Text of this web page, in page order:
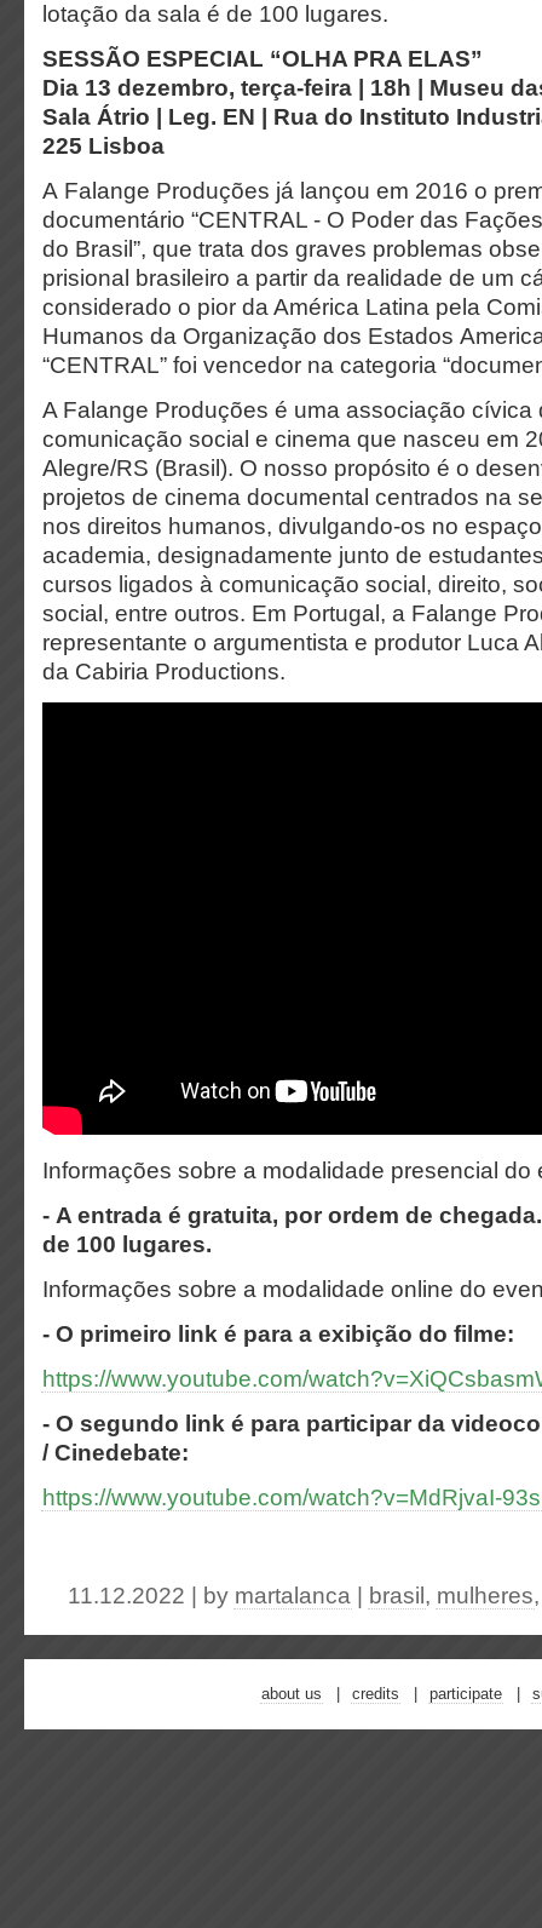
lotação da sala é de 100 lugares.
SESSÃO ESPECIAL “OLHA PRA ELAS”
Dia 13 dezembro, terça-feira | 18h | Museu
Sala Átrio | Leg. EN | Rua do Instituto
225 Lisboa
A Falange Produções já lançou em 2016 o
documentário “CENTRAL - O Poder das
do Brasil”, que trata dos graves problemas
prisional brasileiro a partir da realidade de um
considerado o pior da América Latina pela
Humanos da Organização dos Estados
“CENTRAL” foi vencedor na categoria
A Falange Produções é uma associação cívica
comunicação social e cinema que nasceu em
Alegre/RS (Brasil). O nosso propósito é o
projetos de cinema documental centrados na
nos direitos humanos, divulgando-os no
academia, designadamente junto de
cursos ligados à comunicação social, direito,
social, entre outros. Em Portugal, a Falange
representante o argumentista e produtor Luca
da Cabiria Productions.
Informações sobre a modalidade presencial do
- A entrada é gratuita, por ordem de
de 100 lugares.
Informações sobre a modalidade online do
- O primeiro link é para a exibição do filme:
https://www.youtube.com/
- O segundo link é para participar da
/ Cinedebate:
https://www.youtube.com/watch?v=MdRjvaI-93s
11.12.2022 | by martalanca brasil , mulheres
about us credits participate